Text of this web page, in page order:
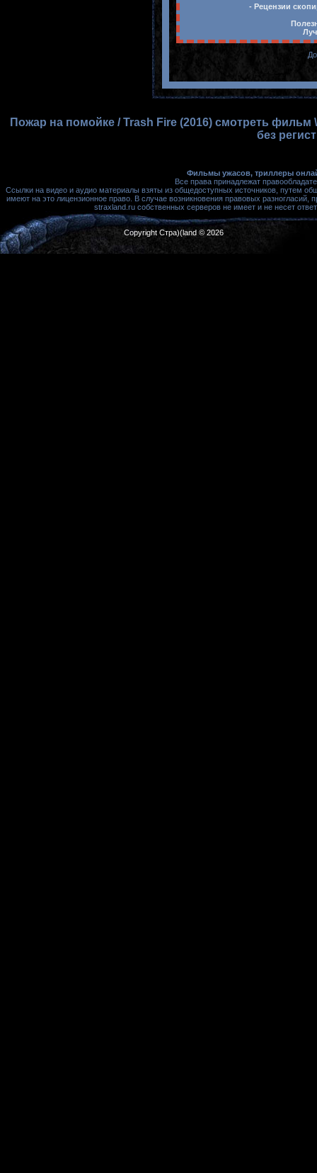
- Рецензии
Пожар на помойке / Trash Fire (2016) смотреть
без
Фильмы ужасов, триллеры
Все права принадлежат
Ссылки на видео и аудио материалы взяты из общедоступных источников, путем
имеют на это лицензионное право. В случае возникновения правовых
straxland.ru собственных серверов не имеет и не несет
Copyright Стра)(land © 2026